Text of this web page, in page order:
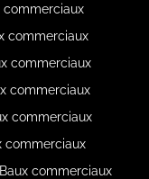
commerciaux
commerciaux
commerciaux
commerciaux
commerciaux
commerciaux
commerciaux